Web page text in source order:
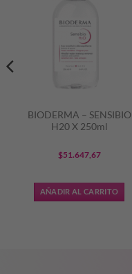
BIODERMA – SENSIBIO
H20 X 250ml
$51.647,67
AÑADIR AL CARRITO